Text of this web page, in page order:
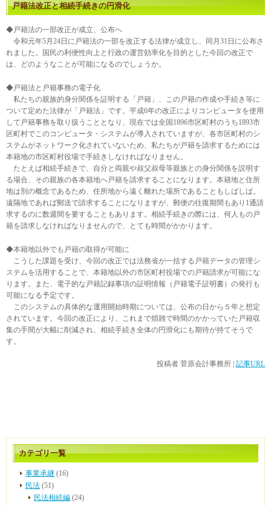
戸籍法改正と相続手続きの円滑化
◆戸籍法の一部改正が成立、公布へ
令和元年5月24日に戸籍法の一部を改正する法律が成立し、同月31日に公布さ
れました。国民の利便性向上と行政の運営効率化を目的とした今回の改正で
は、どのようなことが可能になるのでしょうか。
◆戸籍法と戸籍事務の電子化
私たちの親族的身分関係を証明する「戸籍」、この戸籍の作成や手続き等に
ついて定めた法律が「戸籍法」です。平成6年の改正によりコンピュータを使用
して戸籍事務を取り扱うこととなり、現在では全国1896市区町村のうち1893市
区町村でこのコンピュータ・システムが導入されていますが、各市区町村のシ
ステムがネットワーク化されていないため、私たちが戸籍を請求するためには
本籍地の市区町村役場で手続きしなければなりません。
たとえば相続手続きで、自分と両親や叔父叔母等親族との身分関係を説明す
る場合、その親族の各本籍地へ戸籍を請求することになります。本籍地と住所
地は別の概念であるため、住所地から遠く離れた場所であることもしばしば。
遠隔地であれば郵送で請求することになりますが、郵便の往復期間もあり1通請
求するのに数週間を要することもあります。相続手続きの際には、何人もの戸
籍を請求しなければなりませんので、とても時間がかかります。
◆本籍地以外でも戸籍の取得が可能に
こうした課題を受け、今回の改正では法務省が一括する戸籍データの管理シ
ステムを活用することで、本籍地以外の市区町村役場での戸籍請求が可能にな
ります。また、電子的な戸籍記録事項の証明情報（戸籍電子証明書）の発行も
可能になる予定です。
このシステムの具体的な運用開始時期については、公布の日から５年と想定
されています。今回の改正により、これまで煩雑で時間のかかっていた戸籍収
集の手間が大幅に削減され、相続手続き全体の円滑化にも期待が持てそうで
す。
投稿者 菅原会計事務所 記事URL
カテゴリ一覧
事業承継 (16)
民法 (51)
民法相続編 (24)